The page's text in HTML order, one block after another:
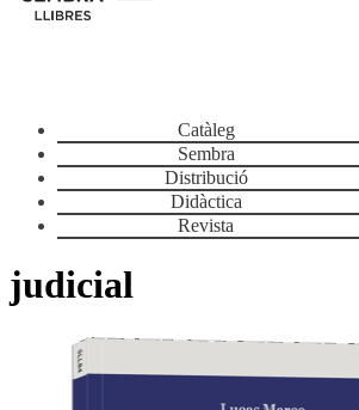
Catàleg
Sembra
Distribució
Didàctica
Revista
judicial